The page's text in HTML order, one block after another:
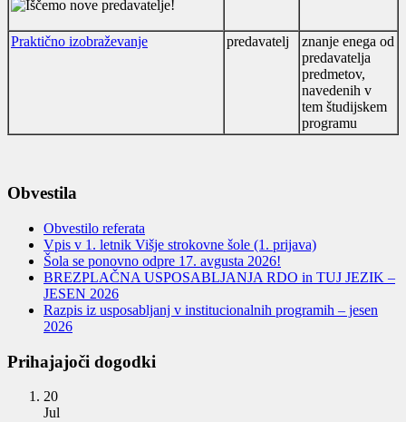
Praktično izobraževanje predavatelj
znanje enega od
predavatelja
predmetov,
navedenih v
tem študijskem
programu
Obvestila
Obvestilo referata
Vpis v 1. letnik Višje strokovne šole (1. prijava)
Šola se ponovno odpre 17. avgusta 2026!
BREZPLAČNA USPOSABLJANJA RDO in TUJ JEZIK –
JESEN 2026
Razpis iz usposabljanj v institucionalnih programih – jesen
2026
Prihajajoči dogodki
20
Jul